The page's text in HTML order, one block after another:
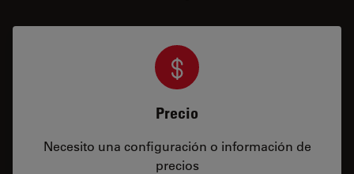
Precio
Necesito una configuración o información de
precios